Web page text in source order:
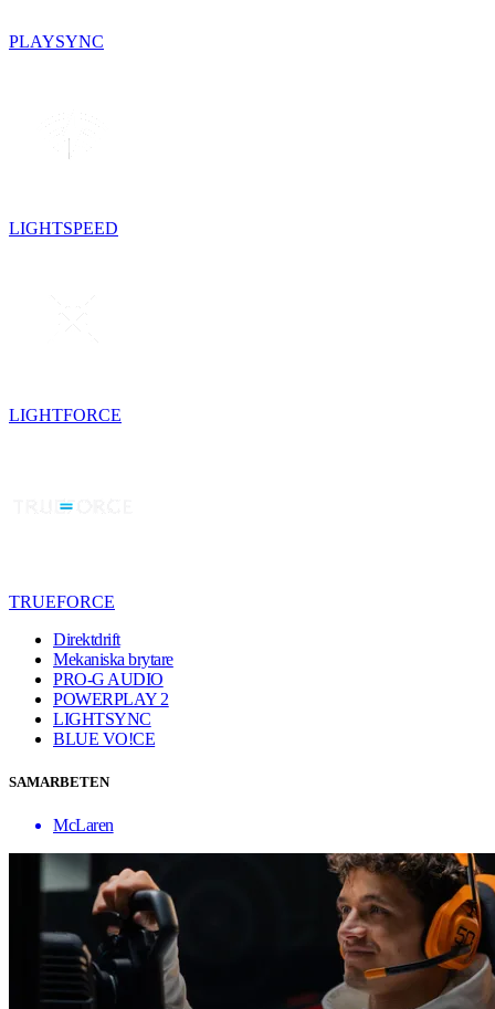
PLAYSYNC
LIGHTSPEED
LIGHTFORCE
TRUEFORCE
Direktdrift
Mekaniska brytare
PRO-G AUDIO
POWERPLAY 2
LIGHTSYNC
BLUE VO!CE
SAMARBETEN
McLaren